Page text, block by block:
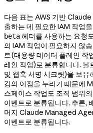
다음 표는 AWS 기반
출하는 데 필요한 IAM 작업
beta헤더를 사용하는 요청
의 IAM 작업이 필요하지 않
트(대용량 데이터 플레인
레인 작업)로 분류합니다. 볼
및 웹훅 서명 시크릿)을 보
깅의 이점을 누리기 때문에
스페이스 작업도 조직 범위
이벤트로 분류됩니다. 추론,
머지 Claude Managed
이벤트로 분류됩니다.